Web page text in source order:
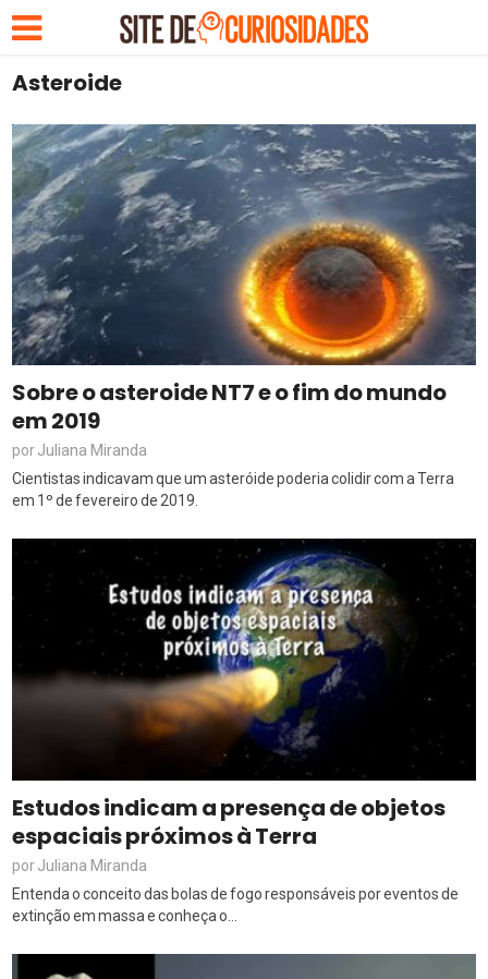
Asteroide
Sobre o asteroide NT7 e o fim do mundo
em 2019
porJuliana Miranda
Cientistas indicavam que um asteróide poderia colidir com a Terra
em 1º de fevereiro de 2019.
Estudos indicam a presença de objetos
espaciais próximos à Terra
porJuliana Miranda
Entenda o conceito das bolas de fogo responsáveis por eventos de
extinção em massa e conheça o...